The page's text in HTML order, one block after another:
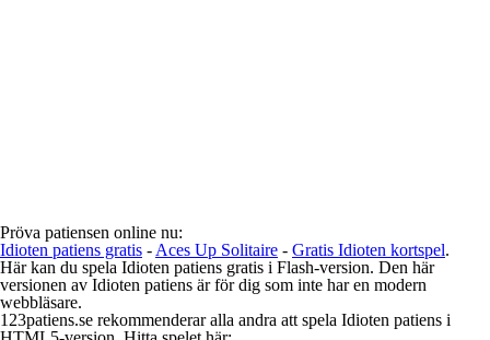
Pröva patiensen online nu:
Idioten patiens gratis - Aces Up Solitaire - Gratis Idioten kortspel.
Här kan du spela Idioten patiens gratis i Flash-version. Den här
versionen av Idioten patiens är för dig som inte har en modern
webbläsare.
123patiens.se rekommenderar alla andra att spela Idioten patiens i